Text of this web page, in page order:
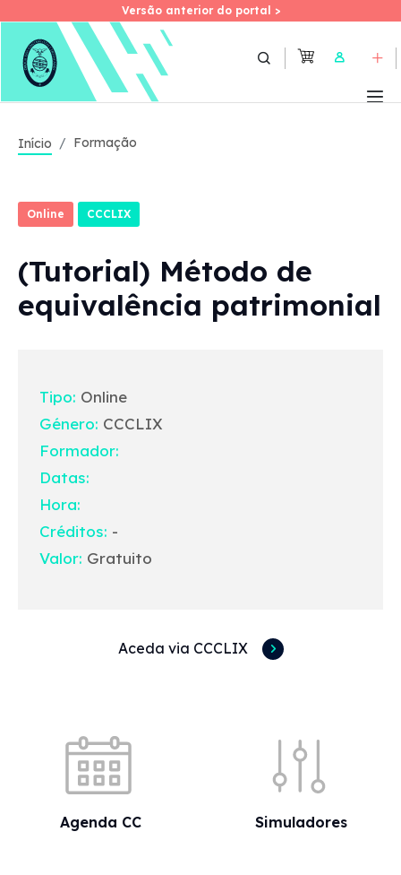
Skip
Versão anterior do portal >
Versão anterior do portal >
User
Início Formação
Online CCCLIX
(Tutorial) Método de
equivalência patrimonial
Tipo: Online
Género: CCCLIX
Formador:
Datas:
Hora:
Créditos: -
Valor: Gratuito
Aceda via CCCLIX
Agenda CC Simuladores